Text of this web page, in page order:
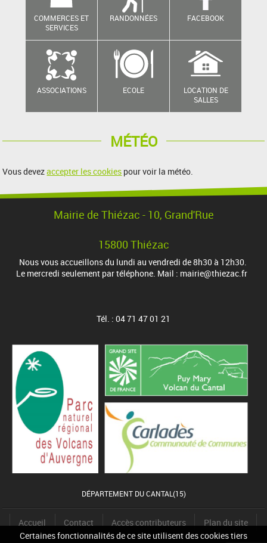
Certaines fonctionnalités de ce site utilisent des cookies tiers
COMMERCES ET
SERVICES
RANDONNÉES FACEBOOK
ASSOCIATIONS ECOLE
LOCATION DE
SALLES
MÉTÉO
Vous devezaccepter les cookies pour voir la météo.
Mairie de Thiézac - 10, Grand'Rue
15800 Thiézac
Nous vous accueillons du lundi au vendredi de 8h30 à 12h30.
Le mercredi seulement par téléphone. Mail : mairie@thiezac.fr
Tél. : 04 71 47 01 21
DÉPARTEMENT DU CANTAL(15)
Accueil Contact Accès contributeurs Plan du site